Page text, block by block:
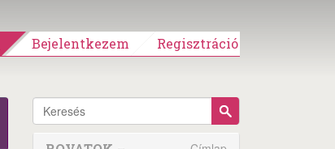
Bejelentkezem Regisztráció